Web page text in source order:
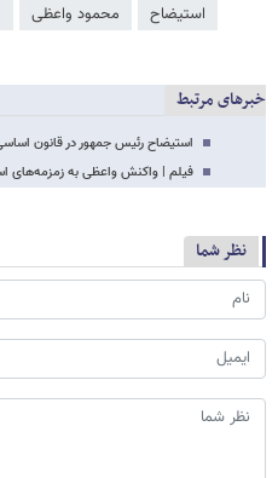
استیضاح محمود واعظی
خبرهای مرتبط
استیضاح رئیس جمهور در قانون
فیلم | واکنش واعظی به زمزمه‌های
نظر شما